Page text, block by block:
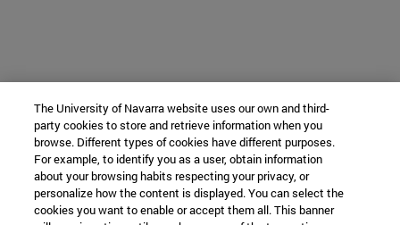
The University of Navarra website uses our own and third-
party cookies to store and retrieve information when you
browse. Different types of cookies have different purposes.
For example, to identify you as a user, obtain information
about your browsing habits respecting your privacy, or
personalize how the content is displayed. You can select the
cookies you want to enable or accept them all. This banner